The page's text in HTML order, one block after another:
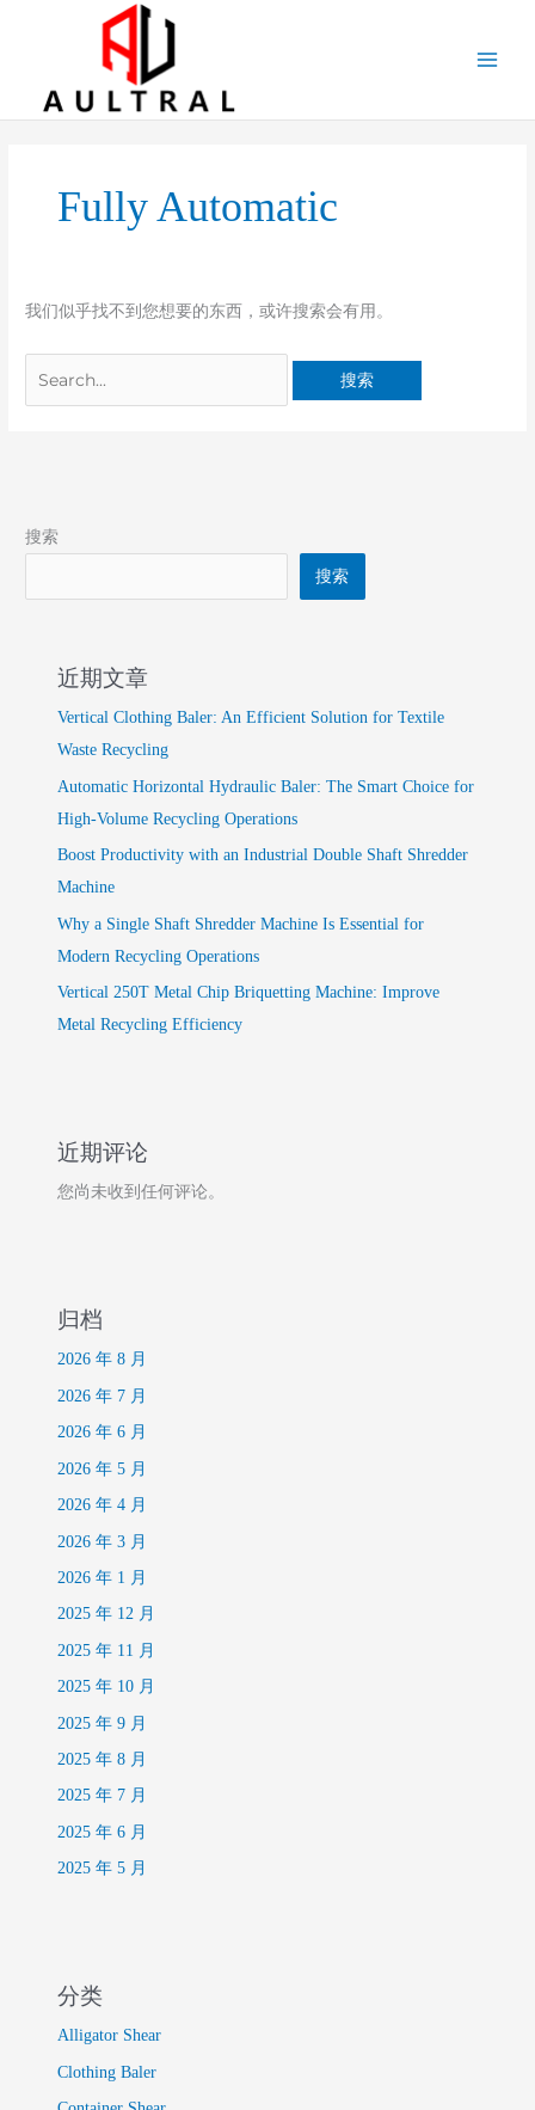
Fully Automatic
我们似乎找不到您想要的东西，或许搜索会有用。
搜索
搜索
近期文章
Vertical Clothing Baler: An Efficient Solution for Textile
Waste Recycling
Automatic Horizontal Hydraulic Baler: The Smart Choice for
High-Volume Recycling Operations
Boost Productivity with an Industrial Double Shaft Shredder
Machine
Why a Single Shaft Shredder Machine Is Essential for
Modern Recycling Operations
Vertical 250T Metal Chip Briquetting Machine: Improve
Metal Recycling Efficiency
近期评论
您尚未收到任何评论。
归档
2026 年 8 月
2026 年 7 月
2026 年 6 月
2026 年 5 月
2026 年 4 月
2026 年 3 月
2026 年 1 月
2025 年 12 月
2025 年 11 月
2025 年 10 月
2025 年 9 月
2025 年 8 月
2025 年 7 月
2025 年 6 月
2025 年 5 月
分类
Alligator Shear
Clothing Baler